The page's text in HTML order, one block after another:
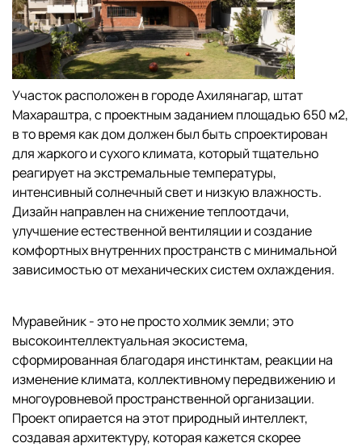
Участок расположен в городе Ахилянагар, штат
Махараштра, с проектным заданием площадью 650 м2,
в то время как дом должен был быть спроектирован
для жаркого и сухого климата, который тщательно
реагирует на экстремальные температуры,
интенсивный солнечный свет и низкую влажность.
Дизайн направлен на снижение теплоотдачи,
улучшение естественной вентиляции и создание
комфортных внутренних пространств с минимальной
зависимостью от механических систем охлаждения.
Муравейник - это не просто холмик земли; это
высокоинтеллектуальная экосистема,
сформированная благодаря инстинктам, реакции на
изменение климата, коллективному передвижению и
многоуровневой пространственной организации.
Проект опирается на этот природный интеллект,
создавая архитектуру, которая кажется скорее